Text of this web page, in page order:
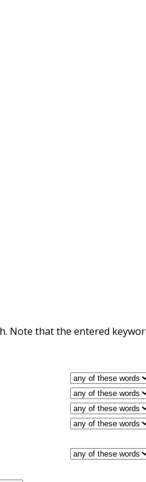
Note that the entered